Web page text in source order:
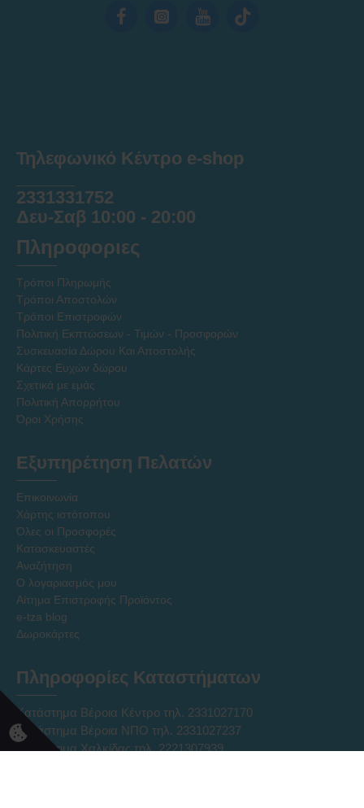
Τηλεφωνικό Κέντρο e-shop
2331331752
Δευ-Σαβ 10:00 - 20:00
Πληροφοριες
Τρόποι Πληρωμής
Τρόποι Αποστολών
Τρόποι Επιστροφών
Πολιτική Εκπτώσεων - Τιμών - Προσφορών
Συσκευασία Δώρου Και Αποστολής
Κάρτες Ευχών δώρου
Σχετικά με εμάς
Πολιτική Απορρήτου
Όροι Χρήσης
Εξυπηρέτηση Πελατών
Επικοινωνία
Χάρτης ιστότοπου
Όλες οι Προσφορές
Κατασκευαστές
Αναζήτηση
Ο λογαριασμός μου
Αίτημα Επιστροφής Προϊόντος
e-tza blog
Δωροκάρτες
Πληροφορίες Καταστήματων
Κατάστημα Βέροια Κέντρο τηλ. 2331027170
Κατάστημα Βέροια ΝΠΟ τηλ. 2331027237
Κατάστημα Χαλκίδας τηλ. 2221307939